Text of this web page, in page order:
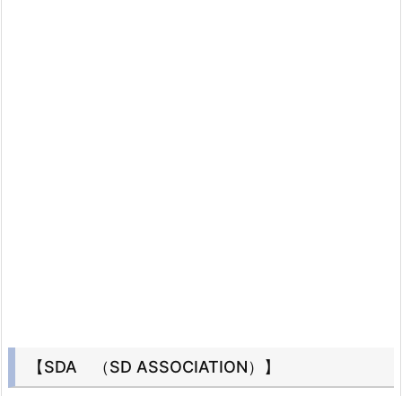
【SDA （SD ASSOCIATION）】